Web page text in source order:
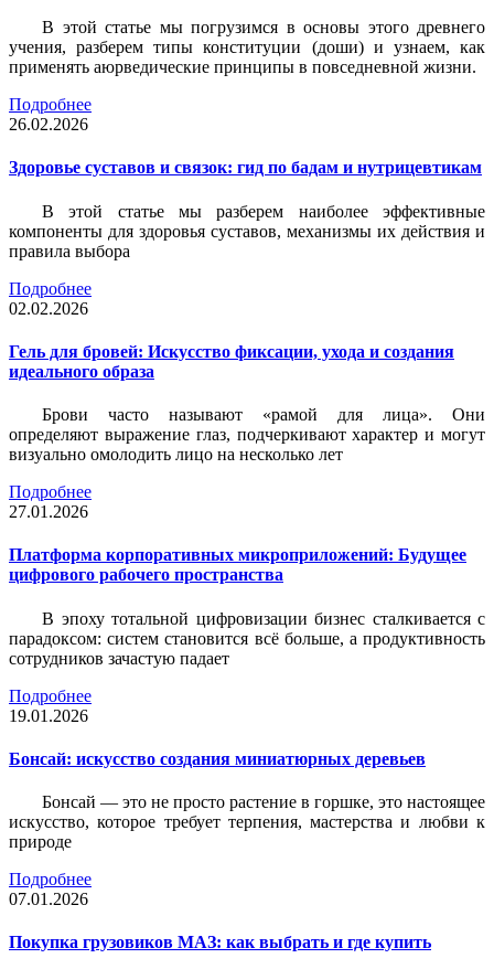
В этой статье мы погрузимся в основы этого древнего
учения, разберем типы конституции (доши) и узнаем, как
применять аюрведические принципы в повседневной жизни.
Подробнее
26.02.2026
Здоровье суставов и связок: гид по бадам и нутрицевтикам
В этой статье мы разберем наиболее эффективные
компоненты для здоровья суставов, механизмы их действия и
правила выбора
Подробнее
02.02.2026
Гель для бровей: Искусство фиксации, ухода и создания
идеального образа
Брови часто называют «рамой для лица». Они
определяют выражение глаз, подчеркивают характер и могут
визуально омолодить лицо на несколько лет
Подробнее
27.01.2026
Платформа корпоративных микроприложений: Будущее
цифрового рабочего пространства
В эпоху тотальной цифровизации бизнес сталкивается с
парадоксом: систем становится всё больше, а продуктивность
сотрудников зачастую падает
Подробнее
19.01.2026
Бонсай: искусство создания миниатюрных деревьев
Бонсай — это не просто растение в горшке, это настоящее
искусство, которое требует терпения, мастерства и любви к
природе
Подробнее
07.01.2026
Покупка грузовиков МАЗ: как выбрать и где купить